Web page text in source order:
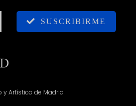
SUSCRIBIRME
y Artístico de Madrid